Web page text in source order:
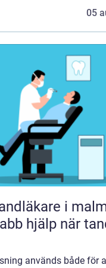
ta hänsyn till när man
05
i malmö
hjälp när
används både för